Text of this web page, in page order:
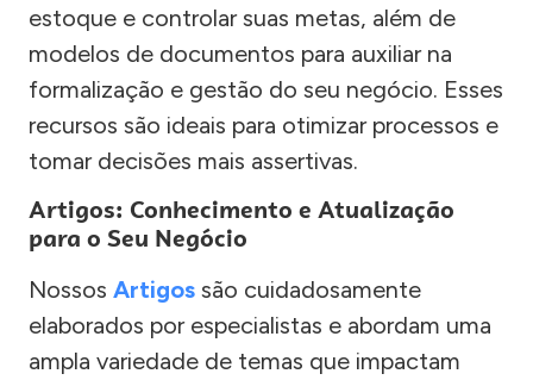
estoque e controlar suas metas, além de
modelos de documentos para auxiliar na
formalização e gestão do seu negócio. Esses
recursos são ideais para otimizar processos e
tomar decisões mais assertivas.
Artigos: Conhecimento e Atualização
para o Seu Negócio
Nossos Artigos são cuidadosamente
elaborados por especialistas e abordam uma
ampla variedade de temas que impactam